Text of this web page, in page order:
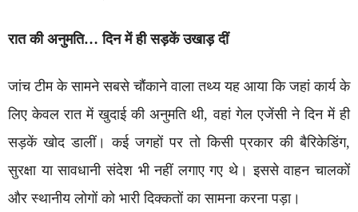
रात की अनुमति… दिन में ही सड़कें उखाड़ दीं
जांच टीम के सामने सबसे चौंकाने वाला तथ्य यह आया कि जहां कार्य के
लिए केवल रात में खुदाई की अनुमति थी, वहां गेल एजेंसी ने दिन में ही
सड़कें खोद डालीं। कई जगहों पर तो किसी प्रकार की बैरिकेडिंग,
सुरक्षा या सावधानी संदेश भी नहीं लगाए गए थे। इससे वाहन चालकों
और स्थानीय लोगों को भारी दिक्कतों का सामना करना पड़ा।